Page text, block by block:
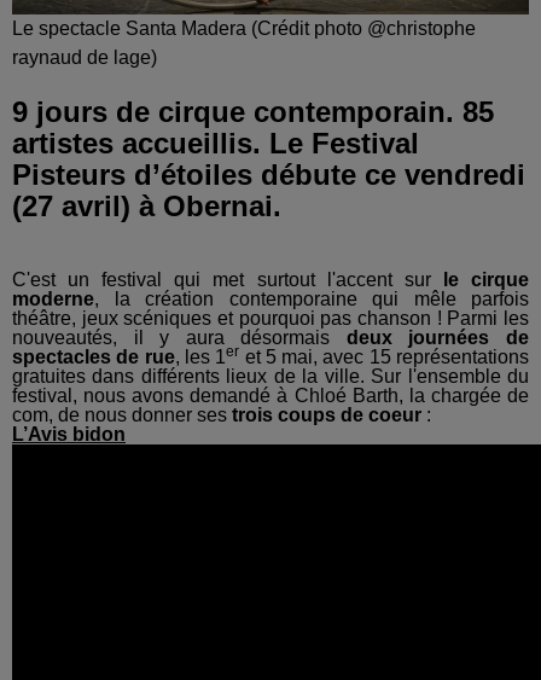
Le spectacle Santa Madera (Crédit photo @christophe
raynaud de lage)
9 jours de cirque contemporain. 85
artistes accueillis. Le Festival
Pisteurs d’étoiles débute ce vendredi
(27 avril) à Obernai.
C'est un festival qui met surtout l'accent sur
le cirque
moderne, la création contemporaine qui mêle parfois
théâtre, jeux scéniques et pourquoi pas chanson ! Parmi les
nouveautés, il y aura désormais deux journées de
spectacles de rue, les 1er et 5 mai, avec 15 représentations
gratuites dans différents lieux de la ville. Sur l'ensemble du
festival, nous avons demandé à Chloé Barth, la chargée de
com, de nous donner ses trois coups de coeur :
L’Avis bidon